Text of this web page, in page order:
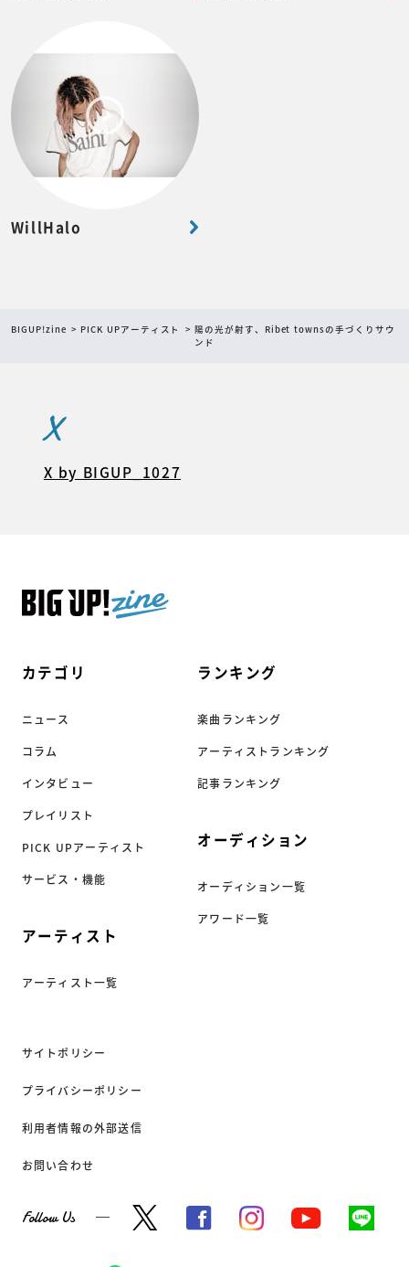
WillHalo
BIGUP!zine PICK UPアーティスト
陽の光が射す、Ribet townsの手づくりサウ
ンド
カテゴリ
ニュース
コラム
インタビュー
プレイリスト
PICK UPアーティスト
サービス・機能
アーティスト
アーティスト一覧
ランキング
楽曲ランキング
アーティストランキング
記事ランキング
オーディション
オーディション一覧
アワード一覧
サイトポリシー
プライバシーポリシー
利用者情報の外部送信
お問い合わせ
Follow Us
X
X by BIGUP_1027